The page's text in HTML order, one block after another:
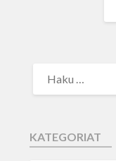
KATEGORIAT